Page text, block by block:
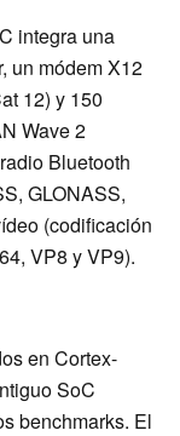
integra una
un módem X12
12) y 150
Wave 2
Bluetooth
GLONASS,
(codificación
VP8 y VP9).
en Cortex-
SoC
benchmarks. El